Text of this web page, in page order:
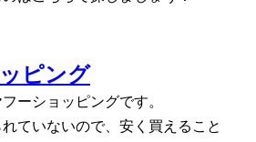
ピング
ーショッピングです。
ていないので、安く買えること